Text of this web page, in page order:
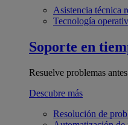
Asistencia técnica
Tecnología
Soporte en
Resuelve problemas
Descubre más
Resolución de